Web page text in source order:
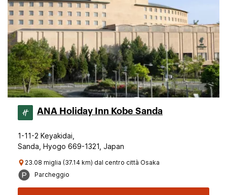
ANA Holiday Inn Kobe Sanda
1-11-2 Keyakidai,
Sanda, Hyogo 669-1321, Japan
23.08 miglia (37.14 km) dal centro città Osaka
Parcheggio